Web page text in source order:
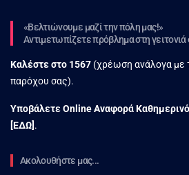
«Βελτιώνουμε μαζί την πόλη μας!»
Αντιμετωπίζετε πρόβλημα στη γειτονιά
Καλέστε στο 1567 (χρέωση ανάλογα με
παρόχου σας).
Υποβάλετε Online Αναφορά
[ΕΔΩ] .
Ακολουθήστε μας...